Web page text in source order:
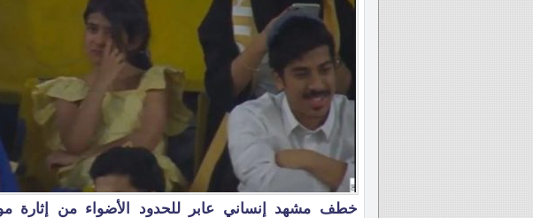
خطف مشهد إنساني عابر للحدود الأضواء من إثارة